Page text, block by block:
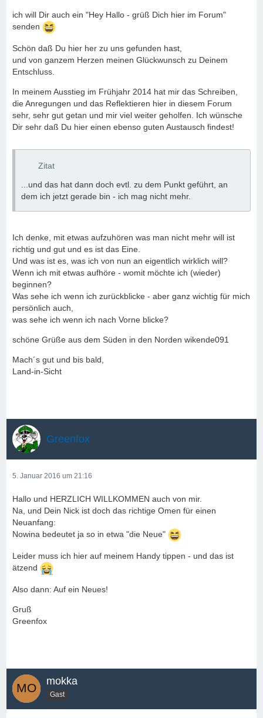
ich will Dir auch ein "Hey Hallo - grüß Dich hier im Forum"
senden
Schön daß Du hier her zu uns gefunden hast,
und von ganzem Herzen meinen Glückwunsch zu Deinem
Entschluss.
In meinem Ausstieg im Frühjahr 2014 hat mir das Schreiben,
die Anregungen und das Reflektieren hier in diesem Forum
sehr, sehr gut getan und mir viel weiter geholfen. Ich wünsche
Dir sehr daß Du hier einen ebenso guten Austausch findest!
Zitat
...und das hat dann doch evtl. zu dem Punkt geführt, an
dem ich jetzt gerade bin - ich mag nicht mehr.
Ich denke, mit etwas aufzuhören was man nicht mehr will ist
richtig und gut und es ist das Eine.
Und was ist es, was ich von nun an eigentlich wirklich will?
Wenn ich mit etwas aufhöre - womit möchte ich (wieder)
beginnen?
Was sehe ich wenn ich zurückblicke - aber ganz wichtig für mich
persönlich auch,
was sehe ich wenn ich nach Vorne blicke?
schöne Grüße aus dem Süden in den Norden wikende091
Mach´s gut und bis bald,
Land-in-Sicht
Greenfox
5. Januar 2016 um 21:16
Hallo und HERZLICH WILLKOMMEN auch von mir.
Na, und Dein Nick ist doch das richtige Omen für einen
Neuanfang:
Nowina bedeutet ja so in etwa "die Neue"
Leider muss ich hier auf meinem Handy tippen - und das ist
ätzend
Also dann: Auf ein Neues!
Gruß
Greenfox
mokka
Gast